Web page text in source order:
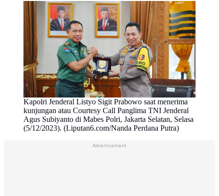
Kapolri Jenderal Listyo Sigit Prabowo saat menerima
kunjungan atau Courtesy Call Panglima TNI Jenderal
Agus Subiyanto di Mabes Polri, Jakarta Selatan, Selasa
(5/12/2023). (Liputan6.com/Nanda Perdana Putra)
Advertisement